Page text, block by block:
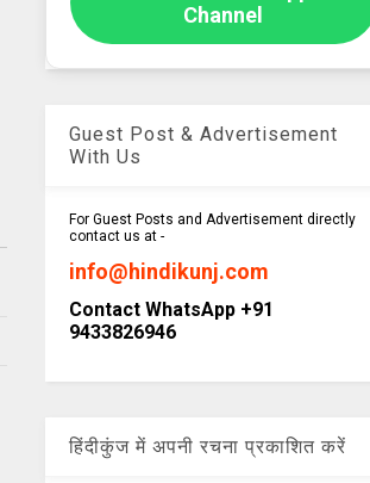
Channel
Guest Post & Advertisement
With Us
For Guest Posts and Advertisement directly
contact us at -
info@hindikunj.com
Contact WhatsApp +91
9433826946
हिंदीकुंज में अपनी रचना प्रकाशित करें